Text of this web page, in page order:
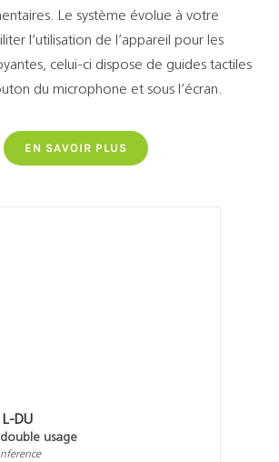
Le système évolue à votre
l’utilisation de l’appareil pour les
celui-ci dispose de guides tactiles
du microphone et sous l’écran.
EN SAVOIR PLUS
L-DU
usage